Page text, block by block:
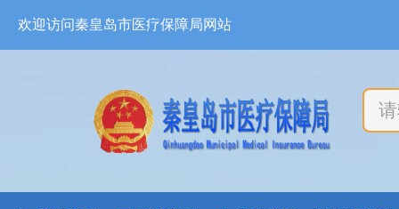
欢迎访问秦皇岛市医疗保障局网站